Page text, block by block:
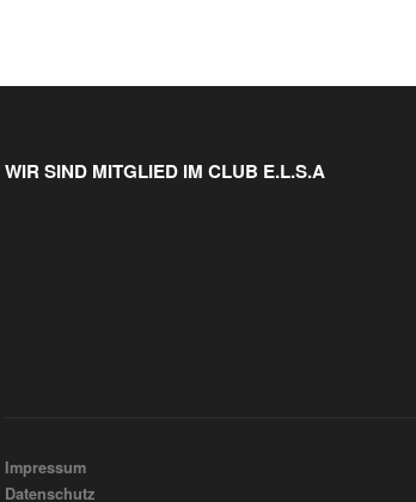
WIR SIND MITGLIED IM CLUB E.L.S.A
Impressum
Datenschutz